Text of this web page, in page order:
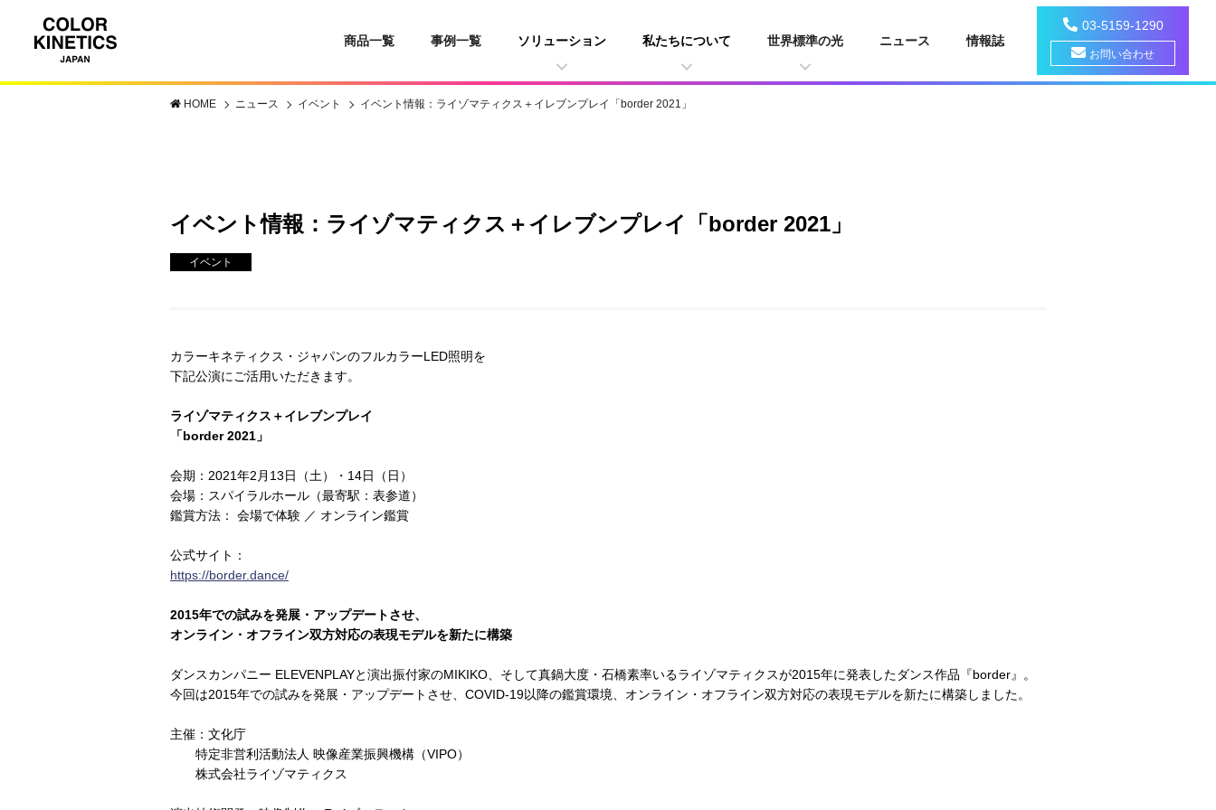
商品一覧 事例一覧 ソリューション 私たちについて 世界標準の光 ニュース 情報誌
03-5159-1290
お問い合わせ
HOME ニュース イベント イベント情報：ライゾマティクス＋イレブンプレイ「border 2021」
イベント情報：ライゾマティクス＋イレブンプレイ「border 2021」
イベント
カラーキネティクス・ジャパンのフルカラーLED照明を
下記公演にご活用いただきます。
ライゾマティクス＋イレブンプレイ
「border 2021」
会期：2021年2月13日（土）・14日（日）
会場：スパイラルホール（最寄駅：表参道）
鑑賞方法： 会場で体験 ／ オンライン鑑賞
公式サイト：
https://border.dance/
2015年での試みを発展・アップデートさせ、
オンライン・オフライン双方対応の表現モデルを新たに構築
ダンスカンパニー ELEVENPLAYと演出振付家のMIKIKO、そして真鍋大度・石橋素率いるライゾマティクスが2015年に発表したダンス作品『border』。
今回は2015年での試みを発展・アップデートさせ、COVID-19以降の鑑賞環境、オンライン・オフライン双方対応の表現モデルを新たに構築しました。
主催：文化庁
特定非営利活動法人 映像産業振興機構（VIPO）
株式会社ライゾマティクス